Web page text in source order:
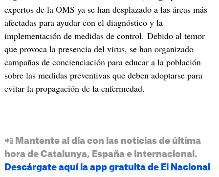
expertos de la OMS ya se han desplazado a las áreas más
afectadas para ayudar con el diagnóstico y la
implementación de medidas de control. Debido al temor
que provoca la presencia del virus, se han organizado
campañas de concienciación para educar a la población
sobre las medidas preventivas que deben adoptarse para
evitar la propagación de la enfermedad.
📲 Mantente al día con las noticias de última
hora de Catalunya, España e Internacional.
Descárgate aquí la app gratuita de El Nacional